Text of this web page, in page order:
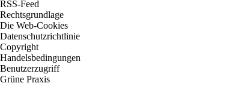
RSS-Feed
Rechtsgrundlage
Die Web-Cookies
Datenschutzrichtlinie
Copyright
Handelsbedingungen
Benutzerzugriff
Grüne Praxis